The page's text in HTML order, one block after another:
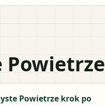
Powietrze
Powietrze krok po